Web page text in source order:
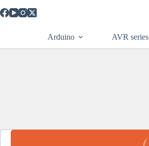
to
Arduino
AVR series